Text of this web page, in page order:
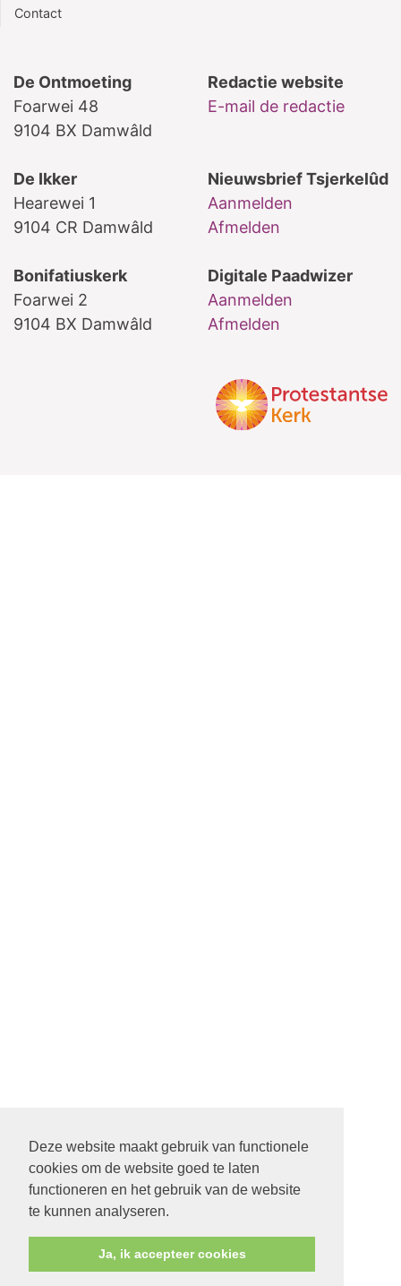
Deze website maakt gebruik van functionele
cookies om de website goed te laten
functioneren en het gebruik van de website
te kunnen analyseren.
Ja, ik accepteer cookies
Contact
De Ontmoeting
Foarwei 48
9104 BX Damwâld
Redactie website
E-mail de redactie
De Ikker
Hearewei 1
9104 CR Damwâld
Nieuwsbrief Tsjerkelûd
Aanmelden
Afmelden
Bonifatiuskerk
Foarwei 2
9104 BX Damwâld
Digitale Paadwizer
Aanmelden
Afmelden